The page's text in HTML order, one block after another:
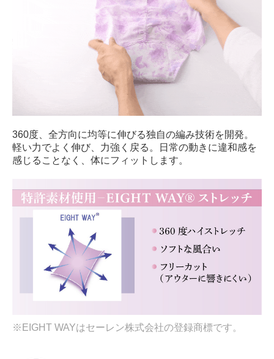
360度、全方向に均等に伸びる独自の編み技術を開発。
軽い力でよく伸び、力強く戻る。日常の動きに違和感を
感じることなく、体にフィットします。
※EIGHT WAYはセーレン株式会社の登録商標です。